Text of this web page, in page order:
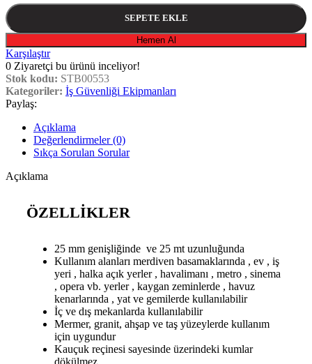
SEPETE EKLE
Hemen Al
Karşılaştır
0 Ziyaretçi bu ürünü inceliyor!
Stok kodu: STB00553
Kategoriler: İş Güvenliği Ekipmanları
Paylaş:
Açıklama
Değerlendirmeler (0)
Sıkça Sorulan Sorular
Açıklama
ÖZELLİKLER
25 mm genişliğinde ve 25 mt uzunluğunda
Kullanım alanları merdiven basamaklarında , ev , iş
yeri , halka açık yerler , havalimanı , metro , sinema
, opera vb. yerler , kaygan zeminlerde , havuz
kenarlarında , yat ve gemilerde kullanılabilir
İç ve dış mekanlarda kullanılabilir
Mermer, granit, ahşap ve taş yüzeylerde kullanım
için uygundur
Kauçuk reçinesi sayesinde üzerindeki kumlar
dökülmez